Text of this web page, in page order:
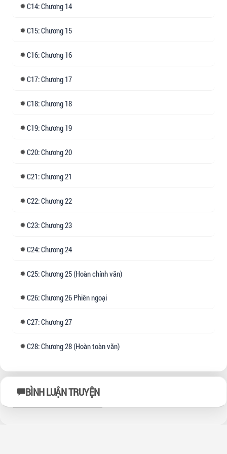
nhiều, thử xem……”
14: Chương 14
15: Chương 15
16: Chương 16
17: Chương 17
18: Chương 18
19: Chương 19
20: Chương 20
21: Chương 21
22: Chương 22
23: Chương 23
24: Chương 24
25: Chương 25 (Hoàn chính văn)
26: Chương 26 Phiên ngoại
27: Chương 27
28: Chương 28 (Hoàn toàn văn)
BÌNH LUẬN TRUYỆN